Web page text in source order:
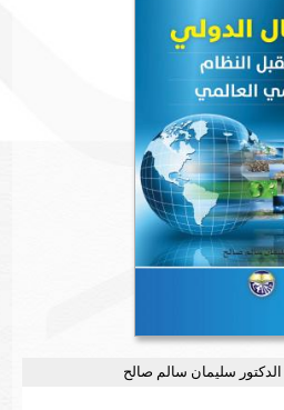
الدكتور سليمان سالم صالح